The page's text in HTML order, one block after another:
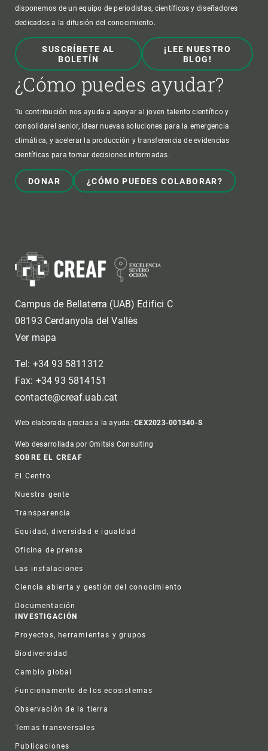
disponemos de un equipo de periodistas, científicos y diseñadores
dedicados a la difusión del conocimiento.
SUSCRÍBETE AL
BOLETÍN
¡LEE NUESTRO
BLOG!
¿Cómo puedes ayudar?
Tu contribución nos ayuda a apoyar al joven talento científico y
consolidarel senior, idear nuevas soluciones para la emergencia
climática, y acelerar la producción y transferencia de evidencias
científicas para tomar decisiones informadas.
DONAR ¿CÓMO PUEDES COLABORAR?
Campus de Bellaterra (UAB) Edifici C
08193 Cerdanyola del Vallès
Ver mapa
Tel: +34 93 5811312
Fax: +34 93 5814151
contacte@creaf.uab.cat
Web elaborada gracias a la ayuda:CEX2023-001340-S
Web desarrollada por Omitsis Consulting
Footer
SOBRE EL CREAF
El Centro
Nuestra gente
Transparencia
Equidad, diversidad e igualdad
Oficina de prensa
Las instalaciones
Ciencia abierta y gestión del conocimiento
Documentación
INVESTIGACIÓN
Proyectos, herramientas y grupos
Biodiversidad
Cambio global
Funcionamento de los ecosistemas
Observación de la tierra
Temas transversales
Publicaciones